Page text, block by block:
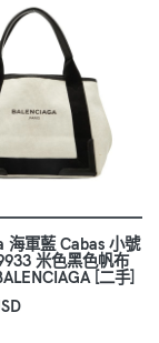
海軍藍 Cabas 小號
米色黑色帆布
[二手]